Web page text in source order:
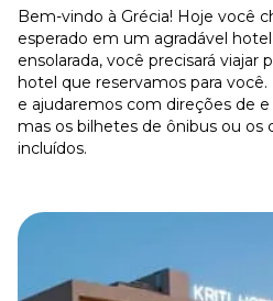
Bem-vindo à Grécia! Hoje você
esperado em um agradável
ensolarada, você precisará viajar
hotel que reservamos para
e ajudaremos com direções de e
mas os bilhetes de ônibus ou os
incluídos.